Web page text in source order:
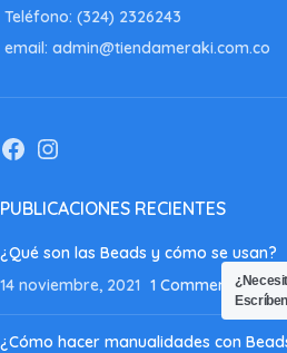
Teléfono: (324) 2326243
email: admin@tiendameraki.com.co
PUBLICACIONES RECIENTES
¿Qué son las Beads y cómo se usan?
14 noviembre, 2021 1 Comment
¿Cómo hacer manualidades con